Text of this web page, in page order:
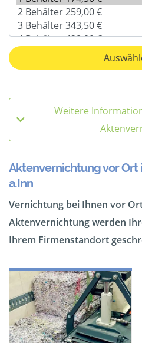
Weitere
Aktenvernichtung vor
a.Inn
Vernichtung bei Ihnen vor
Aktenvernichtung werden
Ihrem Firmenstandort